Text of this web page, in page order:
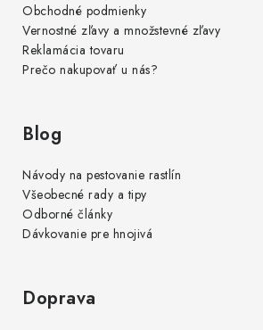
Obchodné podmienky
Vernostné zľavy a množstevné zľavy
Reklamácia tovaru
Prečo nakupovať u nás?
Blog
Návody na pestovanie rastlín
Všeobecné rady a tipy
Odborné články
Dávkovanie pre hnojivá
Doprava